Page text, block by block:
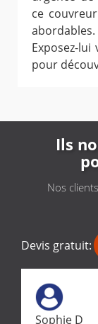
ce
Exposez-
pour
Ils
Nos
Devis gratuit:
Sophie D